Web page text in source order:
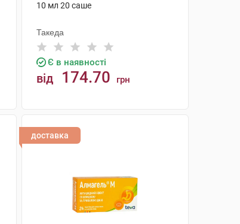
10 мл 20 саше
Такеда
Є в наявності
від 174.70 грн
доставка